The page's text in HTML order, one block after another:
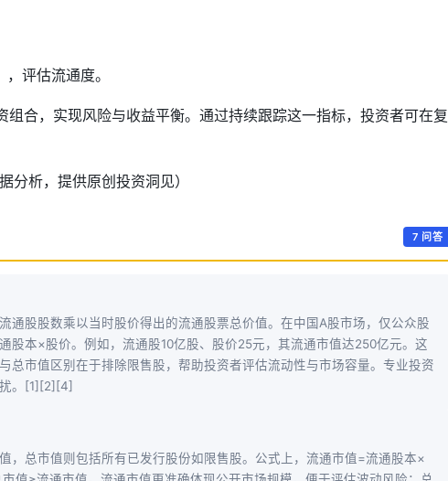
评估流通度。
组合，实现风险与收益平衡。通过持续跟踪这一指标，投资者可在复
分析，提供原创投资洞见）
7 问答
通股股数乘以当时股价得出的流通股票总价值。在中国A股市场，仅公众股
股本×股价。例如，流通股10亿股、股价25元，其流通市值达250亿元。这
总市值区别在于排除限售股，帮助投资者评估流动性与市场容量。专业投资
。[1][2][4]
，总市值则包括所有已发行股份如限售股。公式上，流通市值=流通股本×